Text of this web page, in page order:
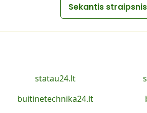
Sekantis straipsnis
statau24.lt
buitinetechnika24.lt